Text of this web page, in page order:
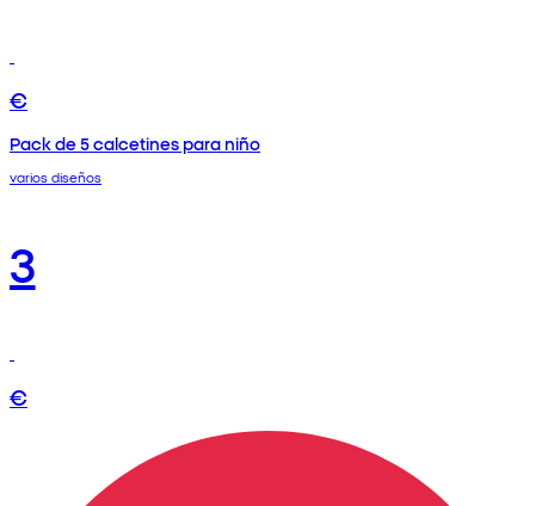
€
Pack de 5 calcetines para niño
varios diseños
3
€